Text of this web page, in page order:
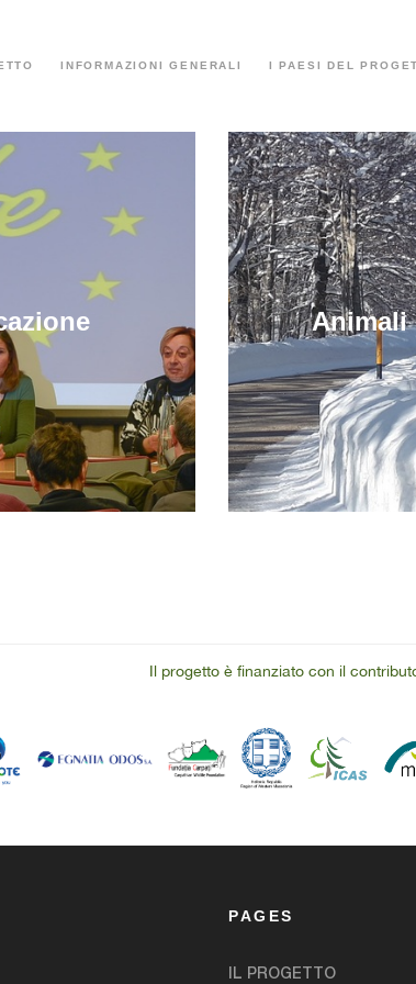
INFORMAZIONI GENERALI I PAESI DEL
Animali
Il progetto è finanziato con il
PAGES
IL PROGETTO